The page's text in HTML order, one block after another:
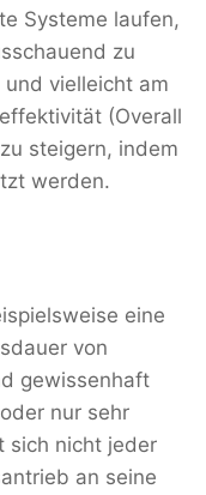
Systeme laufen,
zu
vielleicht am
(Overall
steigern, indem
werden.
eine
von
gewissenhaft
nur sehr
sich nicht jeder
an seine